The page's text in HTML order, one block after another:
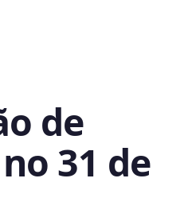
de
31 de